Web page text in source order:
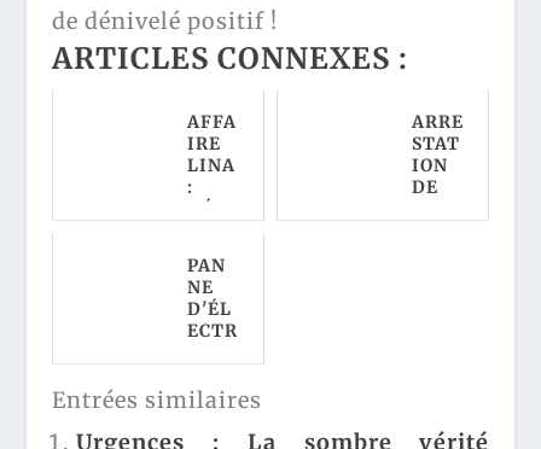
de dénivelé positif !
ARTICLES CONNEXES :
AFFA
IRE
LINA
:
DÉCO
CHO
C DU
CORP
S !
LES
UÊTE
ARRE
STAT
ION
DE
PAN
NE
D'ÉL
ECTR
GUA
UPE :
Entrées similaires
Urgences : La sombre vérité